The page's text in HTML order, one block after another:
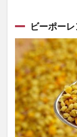
後藤宗明
循環学習法
徳川家康
心の修行体験
心原性脳梗塞
心理学講義
心肺機能
心身統一法
ビーポー